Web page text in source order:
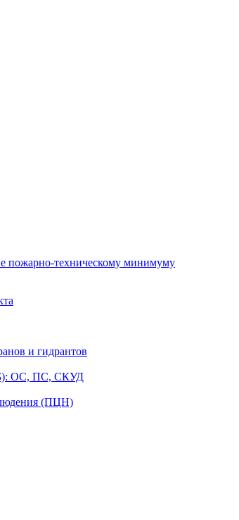
пожарно-техническому минимуму
и гидрантов
ОС, ПС, СКУД
(ПЦН)